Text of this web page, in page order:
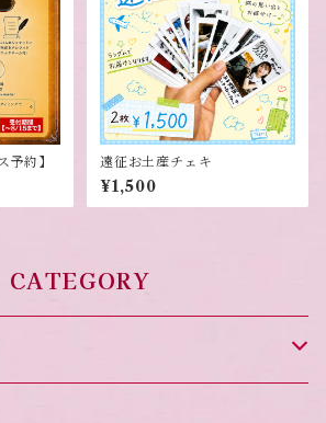
約】 遠征お土産チェキ
¥1,500
CATEGORY